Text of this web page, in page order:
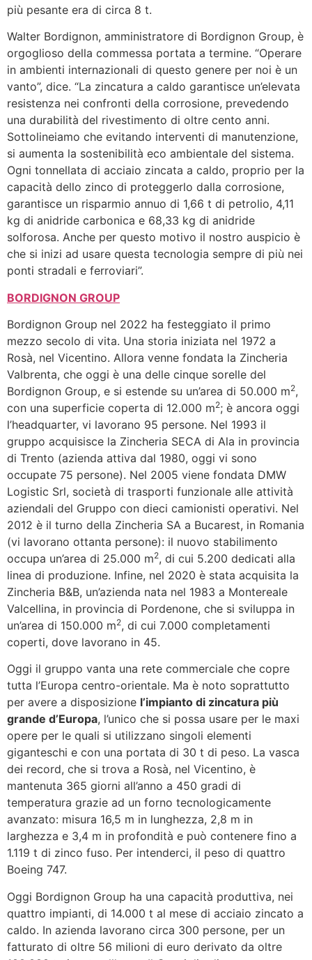
più pesante era di circa 8 t.
Walter Bordignon, amministratore di Bordignon Group, è
orgoglioso della commessa portata a termine. “Operare
in ambienti internazionali di questo genere per noi è un
vanto”, dice. “La zincatura a caldo garantisce un’elevata
resistenza nei confronti della corrosione, prevedendo
una durabilità del rivestimento di oltre cento anni.
Sottolineiamo che evitando interventi di manutenzione,
si aumenta la sostenibilità eco ambientale del sistema.
Ogni tonnellata di acciaio zincata a caldo, proprio per la
capacità dello zinco di proteggerlo dalla corrosione,
garantisce un risparmio annuo di 1,66 t di petrolio, 4,11
kg di anidride carbonica e 68,33 kg di anidride
solforosa. Anche per questo motivo il nostro auspicio è
che si inizi ad usare questa tecnologia sempre di più nei
ponti stradali e ferroviari”.
BORDIGNON GROUP
Bordignon Group nel 2022 ha festeggiato il primo
mezzo secolo di vita. Una storia iniziata nel 1972 a
Rosà, nel Vicentino. Allora venne fondata la Zincheria
Valbrenta, che oggi è una delle cinque sorelle del
Bordignon Group, e si estende su un’area di 50.000 m2,
con una superficie coperta di 12.000 m2; è ancora oggi
l’headquarter, vi lavorano 95 persone. Nel 1993 il
gruppo acquisisce la Zincheria SECA di Ala in provincia
di Trento (azienda attiva dal 1980, oggi vi sono
occupate 75 persone). Nel 2005 viene fondata DMW
Logistic Srl, società di trasporti funzionale alle attività
aziendali del Gruppo con dieci camionisti operativi. Nel
2012 è il turno della Zincheria SA a Bucarest, in Romania
(vi lavorano ottanta persone): il nuovo stabilimento
occupa un’area di 25.000 m2, di cui 5.200 dedicati alla
linea di produzione. Infine, nel 2020 è stata acquisita la
Zincheria B&B, un’azienda nata nel 1983 a Montereale
Valcellina, in provincia di Pordenone, che si sviluppa in
un’area di 150.000 m2, di cui 7.000 completamenti
coperti, dove lavorano in 45.
Oggi il gruppo vanta una rete commerciale che copre
tutta l’Europa centro-orientale. Ma è noto soprattutto
per avere a disposizione l’impianto di zincatura più
grande d’Europa, l’unico che si possa usare per le maxi
opere per le quali si utilizzano singoli elementi
giganteschi e con una portata di 30 t di peso. La vasca
dei record, che si trova a Rosà, nel Vicentino, è
mantenuta 365 giorni all’anno a 450 gradi di
temperatura grazie ad un forno tecnologicamente
avanzato: misura 16,5 m in lunghezza, 2,8 m in
larghezza e 3,4 m in profondità e può contenere fino a
1.119 t di zinco fuso. Per intenderci, il peso di quattro
Boeing 747.
Oggi Bordignon Group ha una capacità produttiva, nei
quattro impianti, di 14.000 t al mese di acciaio zincato a
caldo. In azienda lavorano circa 300 persone, per un
fatturato di oltre 56 milioni di euro derivato da oltre